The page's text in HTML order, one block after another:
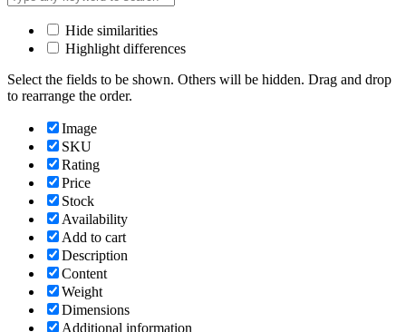
Hide similarities
Highlight differences
Select the fields to be shown. Others will be hidden. Drag and drop
to rearrange the order.
Image
SKU
Rating
Price
Stock
Availability
Add to cart
Description
Content
Weight
Dimensions
Additional information